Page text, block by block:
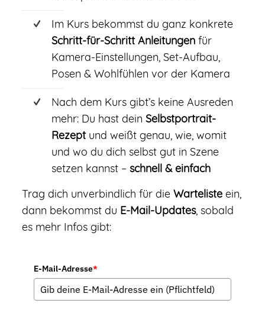
Im Kurs bekommst du ganz konkrete
Schritt-für-Schritt Anleitungenfür
Kamera-Einstellungen, Set-Aufbau,
Posen & Wohlfühlen vor der Kamera
Nach dem Kurs gibt’s keine Ausreden
mehr: Du hast dein Selbstportrait-
Rezeptund weißt genau, wie, womit
und wo du dich selbst gut in Szene
setzen kannst – schnell & einfach
Trag dich unverbindlich für die Wartelisteein,
dann bekommst du E-Mail-Updates, sobald
es mehr Infos gibt:
E-Mail-Adresse*